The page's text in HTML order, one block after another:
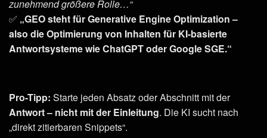
zunehmend größere Rolle…“
✅ „GEO steht für Generative Engine Optimization –
also die Optimierung von Inhalten für KI-basierte
Antwortsysteme wie ChatGPT oder Google SGE.“
Pro-Tipp: Starte jeden Absatz oder Abschnitt mit der
Antwort – nicht mit der Einleitung. Die KI sucht nach
„direkt zitierbaren Snippets“.